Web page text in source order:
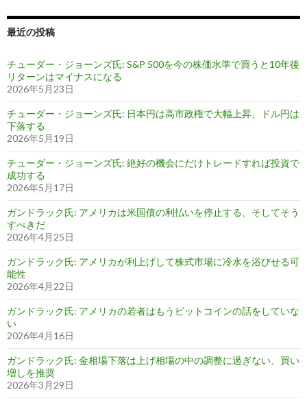
最近の投稿
チューダー・ジョーンズ氏: S&P 500を今の株価水準で買うと10年後
リターンはマイナスになる
2026年5月23日
チューダー・ジョーンズ氏: 日本円は高市政権で大幅上昇、ドル円は
下落する
2026年5月19日
チューダー・ジョーンズ氏: 絶好の機会にだけトレードすれば投資で
成功する
2026年5月17日
ガンドラック氏: アメリカは米国債の利払いを停止する、そしてそう
すべきだ
2026年4月25日
ガンドラック氏: アメリカが利上げして株式市場に冷水を浴びせる可
能性
2026年4月22日
ガンドラック氏: アメリカの若者はもうビットコインの話をしていな
い
2026年4月16日
ガンドラック氏: 金相場下落は上げ相場の中の調整に過ぎない、買い
増しを推奨
2026年3月29日